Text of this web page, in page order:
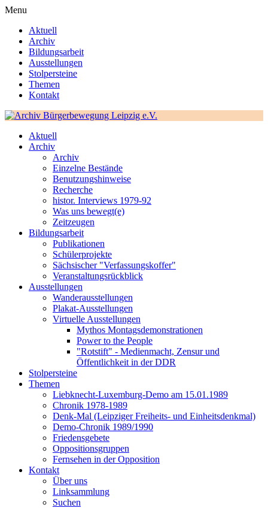
Menu
Aktuell
Archiv
Bildungsarbeit
Ausstellungen
Stolpersteine
Themen
Kontakt
Aktuell
Archiv
Archiv
Einzelne Bestände
Benutzungshinweise
Recherche
histor. Interviews 1979-92
Was uns bewegt(e)
Zeitzeugen
Bildungsarbeit
Publikationen
Schülerprojekte
Sächsischer "Verfassungskoffer"
Veranstaltungsrückblick
Ausstellungen
Wanderausstellungen
Plakat-Ausstellungen
Virtuelle Ausstellungen
Mythos Montagsdemonstrationen
Power to the People
"Rotstift" - Medienmacht, Zensur und
Öffentlichkeit in der DDR
Stolpersteine
Themen
Liebknecht-Luxemburg-Demo am 15.01.1989
Chronik 1978-1989
Denk-Mal (Leipziger Freiheits- und Einheitsdenkmal)
Demo-Chronik 1989/1990
Friedensgebete
Oppositionsgruppen
Fernsehen in der Opposition
Kontakt
Über uns
Linksammlung
Suchen